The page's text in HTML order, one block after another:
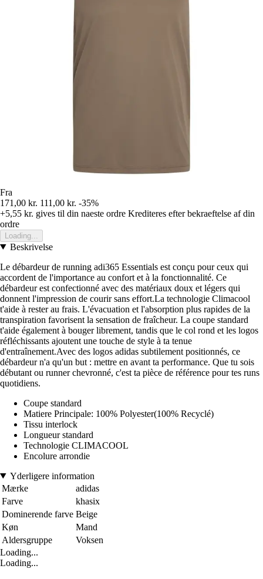
Fra
171,00 kr. 111,00 kr. -35%
+5,55 kr. gives til din naeste ordre Krediteres efter bekraeftelse af din
ordre
Loading...
Beskrivelse
Le débardeur de running adi365 Essentials est conçu pour ceux qui
accordent de l'importance au confort et à la fonctionnalité. Ce
débardeur est confectionné avec des matériaux doux et légers qui
donnent l'impression de courir sans effort.La technologie Climacool
t'aide à rester au frais. L'évacuation et l'absorption plus rapides de la
transpiration favorisent la sensation de fraîcheur. La coupe standard
t'aide également à bouger librement, tandis que le col rond et les logos
réfléchissants ajoutent une touche de style à ta tenue
d'entraînement.Avec des logos adidas subtilement positionnés, ce
débardeur n'a qu'un but : mettre en avant ta performance. Que tu sois
débutant ou runner chevronné, c'est ta pièce de référence pour tes runs
quotidiens.
Coupe standard
Matiere Principale: 100% Polyester(100% Recyclé)
Tissu interlock
Longueur standard
Technologie CLIMACOOL
Encolure arrondie
Yderligere information
Mærke
adidas
Farve
khasix
Dominerende farve Beige
Køn
Mand
Aldersgruppe
Voksen
Loading...
Loading...